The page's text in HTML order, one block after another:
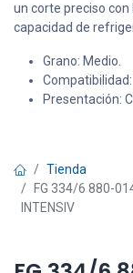
un corte preciso
capacidad de
Grano: Medio.
Presentación:
Tienda
FG 334/6 880-
INTENSIV